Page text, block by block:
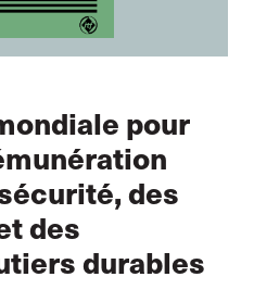
pour
des
des
durables